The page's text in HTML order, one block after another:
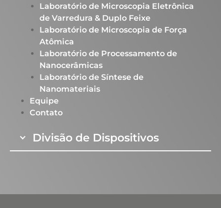
Laboratório de Microscopia Eletrônica
de Varredura & Duplo Feixe​
Laboratório de Microscopia de Força
Atômica​
Laboratório de Processamento de
Nanocerâmicas​
Laboratório de Síntese de
Nanomateriais​
Equipe
Contato
Divisão de Dispositivos